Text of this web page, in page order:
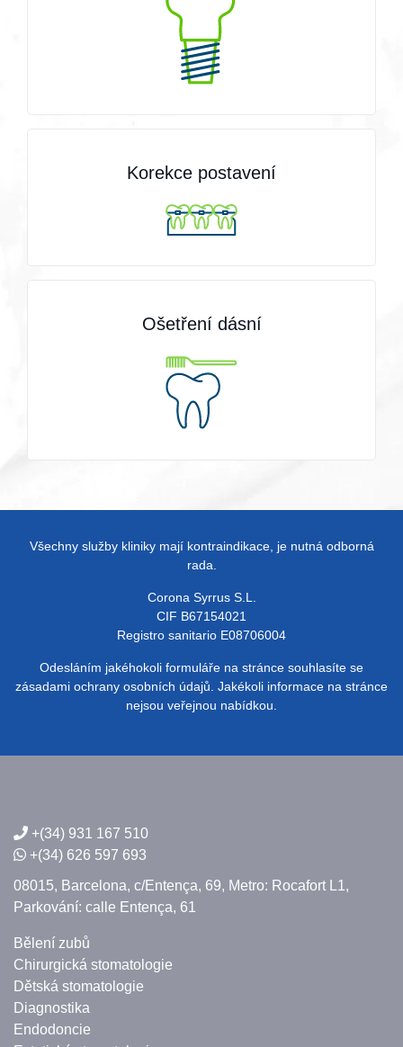
Korekce postavení
Ošetření dásní
Všechny služby kliniky mají kontraindikace, je nutná odborná
rada.
Corona Syrrus S.L.
CIF B67154021
Registro sanitario E08706004
Odesláním jakéhokoli formuláře na stránce souhlasíte se
zásadami ochrany osobních údajů. Jakékoli informace na stránce
nejsou veřejnou nabídkou.
+(34) 931 167 510
+(34) 626 597 693
08015, Barcelona, c/Entença, 69, Metro: Rocafort L1,
Parkování: calle Entença, 61
Bělení zubů
Chirurgická stomatologie
Dětská stomatologie
Diagnostika
Endodoncie